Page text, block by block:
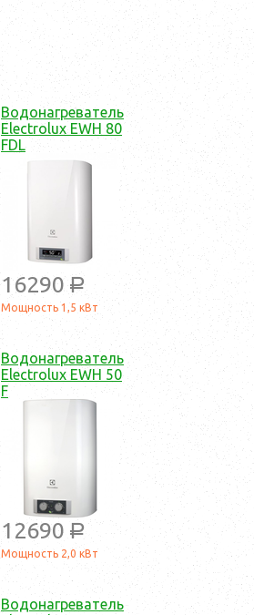
Водонагреватель
Electrolux EWH 80
FDL
16290 a
Мощность 1,5 кВт
Водонагреватель
Electrolux EWH 50
F
12690 a
Мощность 2,0 кВт
Водонагреватель